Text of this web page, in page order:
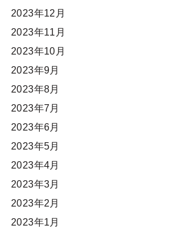
2023年12月
2023年11月
2023年10月
2023年9月
2023年8月
2023年7月
2023年6月
2023年5月
2023年4月
2023年3月
2023年2月
2023年1月